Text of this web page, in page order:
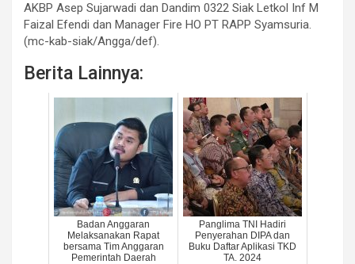
AKBP Asep Sujarwadi dan Dandim 0322 Siak Letkol Inf M
Faizal Efendi dan Manager Fire HO PT RAPP Syamsuria.
(mc-kab-siak/Angga/def).
Berita Lainnya:
Badan Anggaran
Melaksanakan Rapat
bersama Tim Anggaran
Pemerintah Daerah
Panglima TNI Hadiri
Penyerahan DIPA dan
Buku Daftar Aplikasi TKD
TA. 2024